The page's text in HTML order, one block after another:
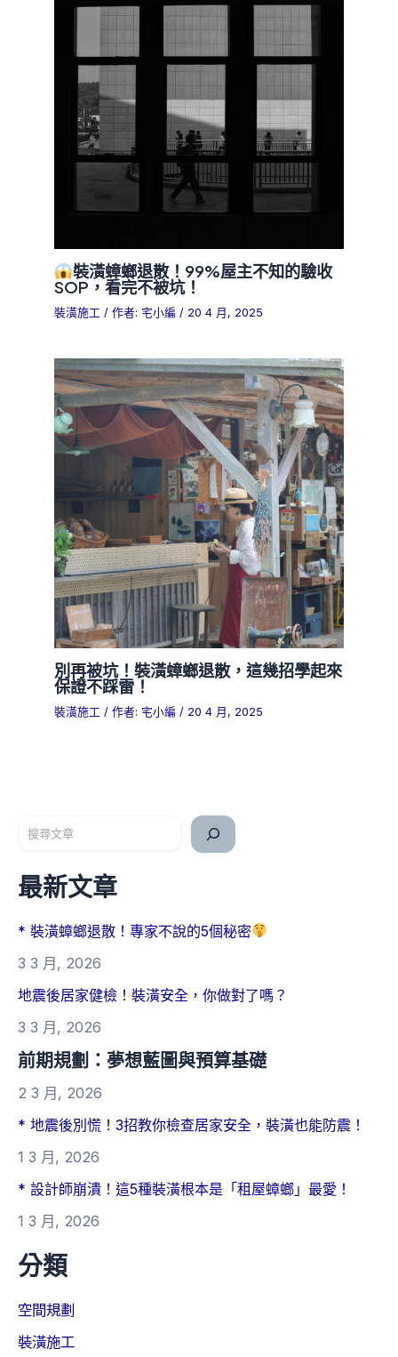
裝潢蟑螂退散！99%屋主不知的驗收
SOP，看完不被坑！
裝潢施工 / 作者: 宅小編/ 20 4 月, 2025
別再被坑！裝潢蟑螂退散，這幾招學起來
保證不踩雷！
裝潢施工 / 作者: 宅小編 / 20 4 月, 2025
最新文章
* 裝潢蟑螂退散！專家不說的5個秘密
3 3 月, 2026
地震後居家健檢！裝潢安全，你做對了嗎？
3 3 月, 2026
前期規劃：夢想藍圖與預算基礎
2 3 月, 2026
* 地震後別慌！3招教你檢查居家安全，裝潢也能防震！
1 3 月, 2026
* 設計師崩潰！這5種裝潢根本是「租屋蟑螂」最愛！
1 3 月, 2026
分類
空間規劃
裝潢施工